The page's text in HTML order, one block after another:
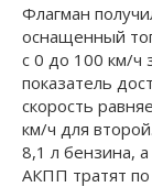
Флагман
оснащенный
с 0 до 100 км/ч
показатель
скорость
км/ч для
8,1 л бензина,
АКПП тратят